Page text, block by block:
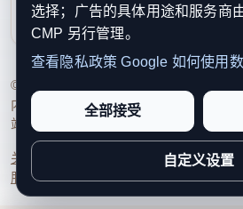
利通知
© 2026 新欧洲·欧洲头条. All Rights
内容透明度、联系方式与用户权利说明
站点完整度。
关于我们 编辑规范日期归档隐
服务条款联系我们
选择；广告的具体用途和服务商
CMP 另行管理。
查看隐私政策 Google 如何使用
全部接受
自定义设置